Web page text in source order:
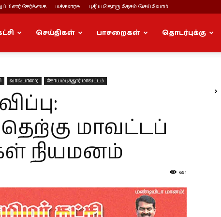
சேர்க்கை மக்களரசு புதியதொரு தேசம் செய்வோம்!
செய்திகள் பாசறைகள் தொடர்புக்கு
வால்பாறை கோயம்புத்தூர் மாவட்டம்
மாவட்டப்
நியமனம்
651